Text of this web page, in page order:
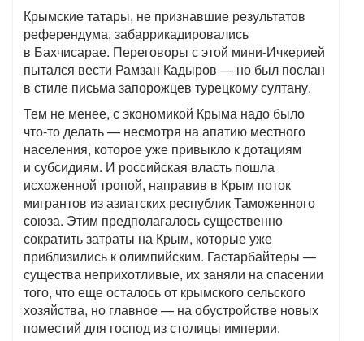
Крымские татары, не признавшие результатов
референдума, забаррикадировались
в Бахчисарае. Переговоры с этой мини-Ичкерией
пытался вести Рамзан Кадыров — но был послан
в стиле письма запорожцев турецкому султану.
Тем не менее, с экономикой Крыма надо было
что-то делать — несмотря на апатию местного
населения, которое уже привыкло к дотациям
и субсидиям. И российская власть пошла
исхоженной тропой, направив в Крым поток
мигрантов из азиатских республик Таможенного
союза. Этим предполагалось существенно
сократить затраты на Крым, которые уже
приблизились к олимпийским. Гастарбайтеры —
существа неприхотливые, их заняли на спасении
того, что еще осталось от крымского сельского
хозяйства, но главное — на обустройстве новых
поместий для господ из столицы империи.